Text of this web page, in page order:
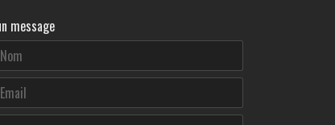
message